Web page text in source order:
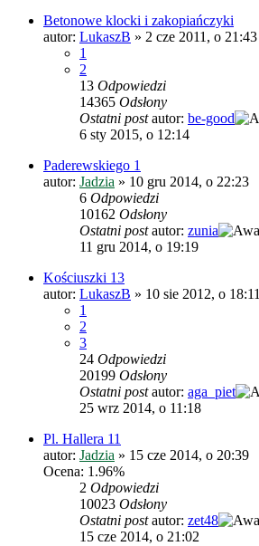
Betonowe klocki i zakopiańczyki
autor: LukaszB » 2 cze 2011, o 21:43
1
2
13 Odpowiedzi
14365 Odsłony
Ostatni postautor: be-good
6 sty 2015, o 12:14
Paderewskiego 1
autor: Jadzia » 10 gru 2014, o 22:23
6 Odpowiedzi
10162 Odsłony
Ostatni postautor: zunia
11 gru 2014, o 19:19
Kościuszki 13
autor: LukaszB » 10 sie 2012, o 18:11
1
2
3
24 Odpowiedzi
20199 Odsłony
Ostatni postautor: aga_piet
25 wrz 2014, o 11:18
Pl. Hallera 11
autor: Jadzia » 15 cze 2014, o 20:39
Ocena: 1.96%
2 Odpowiedzi
10023 Odsłony
Ostatni postautor: zet48
15 cze 2014, o 21:02